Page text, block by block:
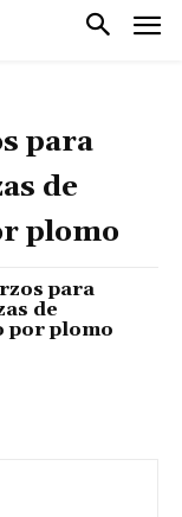
para
de
plomo
para
de
por plomo